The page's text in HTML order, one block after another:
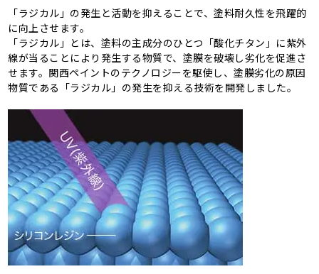
「ラジカル」の発生と活動を抑えることで、塗料耐久性を飛躍的
に向上させます。
「ラジカル」とは、塗料の主成分のひとつ「酸化チタン」に紫外
線が当ることにより発生する物質で、塗膜を破壊し劣化を促進さ
せます。関西ペイントのテクノロジーを駆使し、塗膜劣化の原因
物質である「ラジカル」の発生を抑える技術を開発しました。